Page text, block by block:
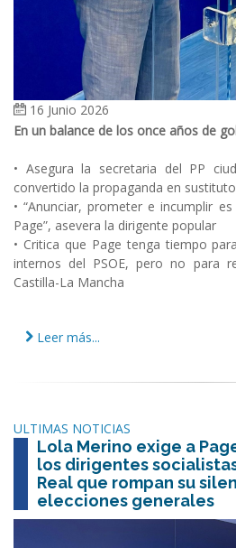
16 Junio 2026
En un balance de los once años de
• Asegura la secretaria del PP
convertido la propaganda en
• “Anunciar, prometer e incumplir
Page”, asevera la dirigente popular
• Critica que Page tenga tiempo
internos del PSOE, pero no para
Castilla-La Mancha
Leer más...
ULTIMAS NOTICIAS
Lola Merino exige a
los dirigentes
Real que rompan su
elecciones generales